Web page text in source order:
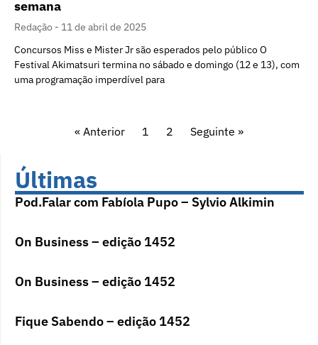
semana
Redação
11 de abril de 2025
Concursos Miss e Mister Jr são esperados pelo público O
Festival Akimatsuri termina no sábado e domingo (12 e 13), com
uma programação imperdível para
« Anterior 1 2 Seguinte »
Últimas
Pod.Falar com Fabíola Pupo – Sylvio Alkimin
On Business – edição 1452
On Business – edição 1452
Fique Sabendo – edição 1452